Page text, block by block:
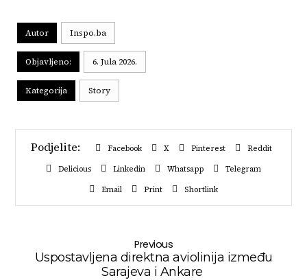
Autor Inspo.ba
Objavljeno: 6. Jula 2026.
Kategorija Story
Facebook X Pinterest
Reddit
Delicious
Linkedin Whatsapp
Telegram
Email
Print Shortlink
Previous
Uspostavljena direktna aviolinija između
Sarajeva i Ankare